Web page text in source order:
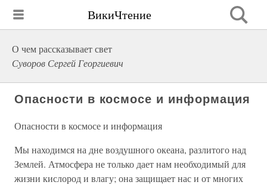
ВикиЧтение
О чем рассказывает свет
Суворов Сергей Георгиевич
Опасности в космосе и информация
Опасности в космосе и информация
Мы находимся на дне воздушного океана, разлитого над
Землей. Атмосфера не только дает нам необходимый для
жизни кислород и влагу; она защищает нас и от многих